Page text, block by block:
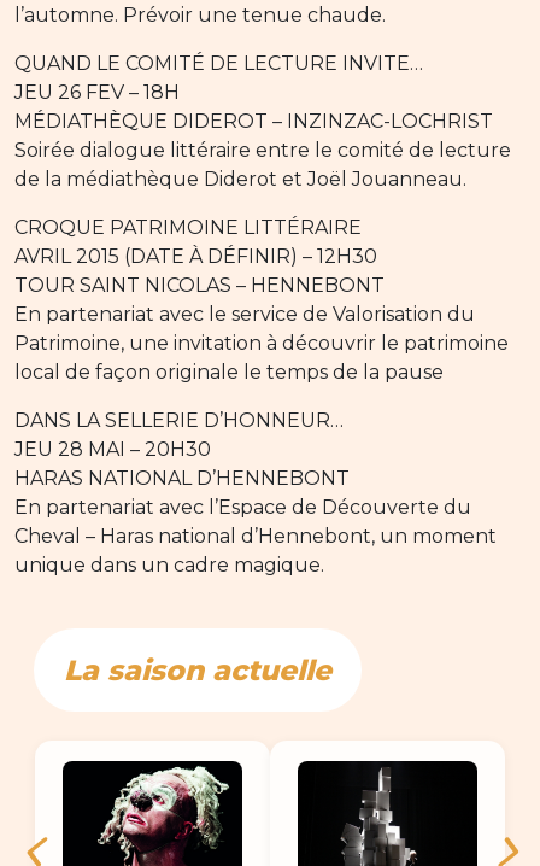
l’automne. Prévoir une tenue chaude.
QUAND LE COMITÉ DE LECTURE INVITE…
JEU 26 FEV – 18H
MÉDIATHÈQUE DIDEROT – INZINZAC-LOCHRIST
Soirée dialogue littéraire entre le comité de lecture
de la médiathèque Diderot et Joël Jouanneau.
CROQUE PATRIMOINE LITTÉRAIRE
AVRIL 2015 (DATE À DÉFINIR) – 12H30
TOUR SAINT NICOLAS – HENNEBONT
En partenariat avec le service de Valorisation du
Patrimoine, une invitation à découvrir le patrimoine
local de façon originale le temps de la pause
DANS LA SELLERIE D’HONNEUR…
JEU 28 MAI – 20H30
HARAS NATIONAL D’HENNEBONT
En partenariat avec l’Espace de Découverte du
Cheval – Haras national d’Hennebont, un moment
unique dans un cadre magique.
La saison actuelle